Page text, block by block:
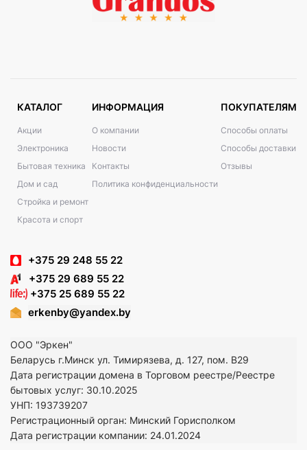
КАТАЛОГ
Акции
Электроника
Бытовая техника
Дом и сад
Стройка и ремонт
Красота и спорт
ИНФОРМАЦИЯ
О компании
Новости
Контакты
Политика конфиденциальности
ПОКУПАТЕЛЯМ
Способы оплаты
Способы доставки
Отзывы
+375 29 248 55 22
+375 29 689 55 22
+375 25 689 55 22
erkenby@yandex.by
ООО "Эркен"
Беларусь г.Минск ул. Тимирязева, д. 127, пом. В29
Дата регистрации домена в Торговом реестре/Реестре
бытовых услуг: 30.10.2025
УНП: 193739207
Регистрационный орган: Минский Горисполком
Дата регистрации компании: 24.01.2024